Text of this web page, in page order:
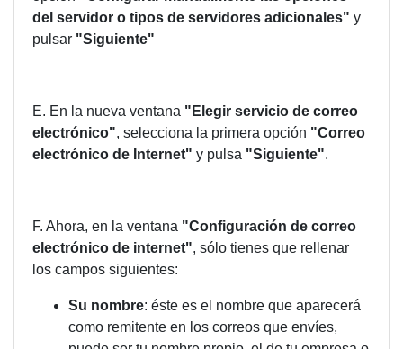
del servidor o tipos de servidores adicionales" y
pulsar "Siguiente"
E. En la nueva ventana "Elegir servicio de correo
electrónico", selecciona la primera opción "Correo
electrónico de Internet" y pulsa "Siguiente".
F. Ahora, en la ventana "Configuración de correo
electrónico de internet", sólo tienes que rellenar
los campos siguientes:
Su nombre: éste es el nombre que aparecerá
como remitente en los correos que envíes,